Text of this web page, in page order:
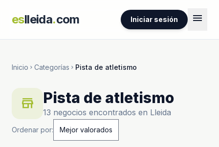
eslleida.com Iniciar sesión menu
Inicio chevron_right Categorías chevron_right Pista de atletismo
store Pista de atletismo
13 negocios encontrados en Lleida
Ordenar por: